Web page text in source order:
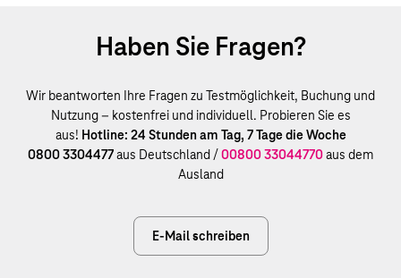
Haben Sie Fragen?
Wir beantworten Ihre Fragen zu Testmöglichkeit, Buchung und
Nutzung – kostenfrei und individuell. Probieren Sie es
aus! Hotline: 24 Stunden am Tag, 7 Tage die Woche
0800 3304477aus Deutschland /00800 33044770aus dem
Ausland
E-Mail schreiben